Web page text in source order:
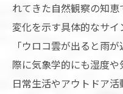
れてきた自然観察の知
変化を示す具体的なサ
「ウロコ雲が出ると雨
際に気象学的にも湿度や
日常生活やアウトドア